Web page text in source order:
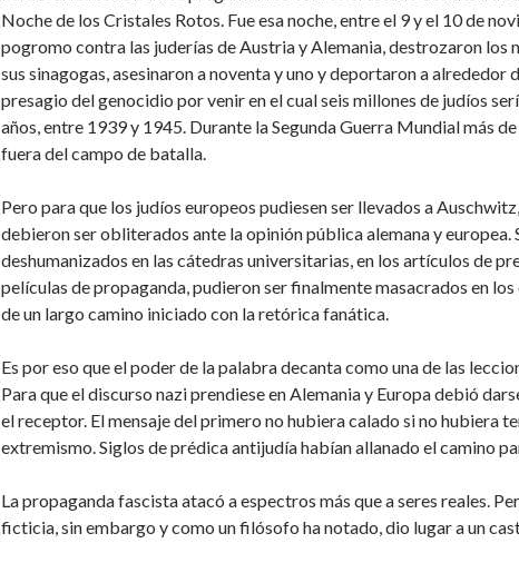
Noche de los Cristales Rotos. Fue esa noche, entre el 9 y el 10 de
pogromo contra las juderías de Austria y Alemania, destrozaron los
sus sinagogas, asesinaron a noventa y uno y deportaron a
presagio del genocidio por venir en el cual seis millones de judíos
años, entre 1939 y 1945. Durante la Segunda Guerra Mundial más
fuera del campo de batalla.
Pero para que los judíos europeos pudiesen ser llevados a
debieron ser obliterados ante la opinión pública alemana y europea.
deshumanizados en las cátedras universitarias, en los artículos de
películas de propaganda, pudieron ser finalmente masacrados en
de un largo camino iniciado con la retórica fanática.
Es por eso que el poder de la palabra decanta como una de las
Para que el discurso nazi prendiese en Alemania y Europa debió
el receptor. El mensaje del primero no hubiera calado si no hubiera
extremismo. Siglos de prédica antijudía habían allanado el camino
La propaganda fascista atacó a espectros más que a seres reales.
ficticia, sin embargo y como un filósofo ha notado, dio lugar a un